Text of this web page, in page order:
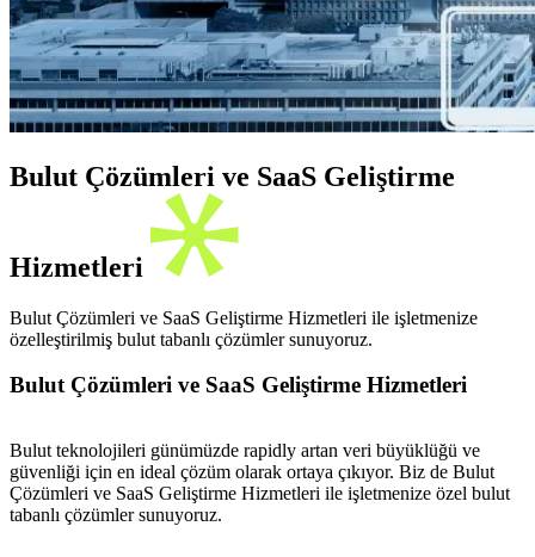
Bulut Çözümleri ve SaaS Geliştirme
Hizmetleri
Bulut Çözümleri ve SaaS Geliştirme Hizmetleri ile işletmenize
özelleştirilmiş bulut tabanlı çözümler sunuyoruz.
Bulut Çözümleri ve SaaS Geliştirme Hizmetleri
Bulut teknolojileri günümüzde rapidly artan veri büyüklüğü ve
güvenliği için en ideal çözüm olarak ortaya çıkıyor. Biz de Bulut
Çözümleri ve SaaS Geliştirme Hizmetleri ile işletmenize özel bulut
tabanlı çözümler sunuyoruz.